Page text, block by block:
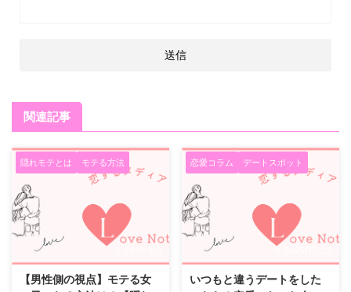
関連記事
隠れモテとは モテる方法
【男性側の視点】モテる女
恋愛コラム デートスポット
いつもと違うデートをした